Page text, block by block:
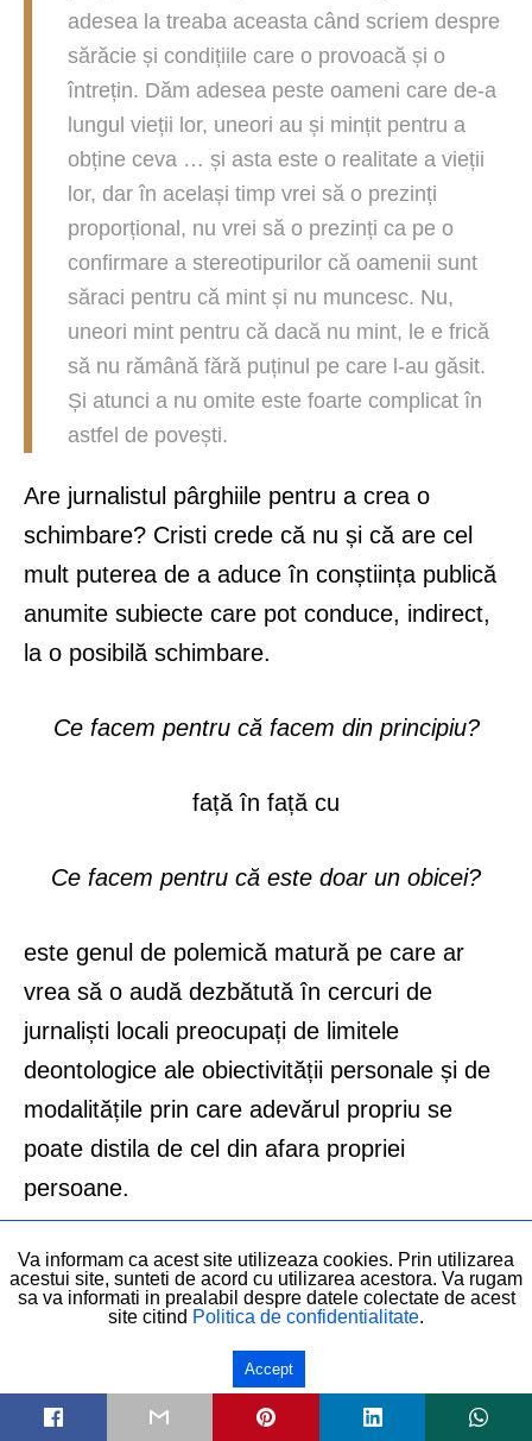
adesea la treaba aceasta când scriem despre
sărăcie și condițiile care o provoacă și o
întrețin. Dăm adesea peste oameni care de-a
lungul vieții lor, uneori au și mințit pentru a
obține ceva … și asta este o realitate a vieții
lor, dar în același timp vrei să o prezinți
proporțional, nu vrei să o prezinți ca pe o
confirmare a stereotipurilor că oamenii sunt
săraci pentru că mint și nu muncesc. Nu,
uneori mint pentru că dacă nu mint, le e frică
să nu rămână fără puținul pe care l-au găsit.
Și atunci a nu omite este foarte complicat în
astfel de povești.
Are jurnalistul pârghiile pentru a crea o
schimbare? Cristi crede că nu și că are cel
mult puterea de a aduce în conștiința publică
anumite subiecte care pot conduce, indirect,
la o posibilă schimbare.
Ce facem pentru că facem din principiu?
față în față cu
Ce facem pentru că este doar un obicei?
este genul de polemică matură pe care ar
vrea să o audă dezbătută în cercuri de
jurnaliști locali preocupați de limitele
deontologice ale obiectivității personale și de
modalitățile prin care adevărul propriu se
poate distila de cel din afara propriei
persoane.
Cu părere de rău, Cristian Lupșa constată că
presa mainstream (clasică) nu are suficienți
acestei vocații. Desigur că este o veste bună
ori de câte ori Decât o Revistă, Recorder,
Va informam ca acest site utilizeaza cookies. Prin utilizarea
acestui site, sunteti de acord cu utilizarea acestora. Va rugam
sa va informati in prealabil despre datele colectate de acest
site citind Politica de confidentialitate.
Accept